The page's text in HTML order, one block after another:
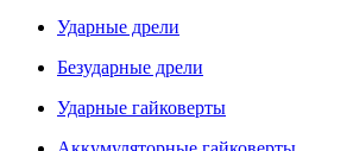
Ударные дрели
Безударные дрели
Ударные гайковерты